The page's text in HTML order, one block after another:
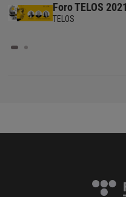
Foro TELOS
TELOS